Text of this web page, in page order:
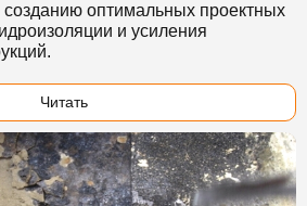
оптимальных проектных
и усиления
Читать